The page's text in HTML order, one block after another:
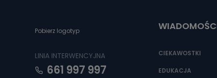
Jakie
Państwa (lub
źródeł
oraz partnerzy
Pobierz logotyp
LINIA INTERWENCYJNA
661 997 997
CIEKAWOSTKI
EDUKACJA